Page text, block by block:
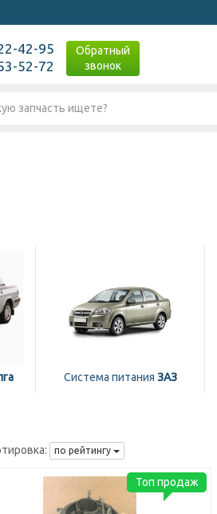
42-95
52-72
Обратный
звонок
Система питания ЗАЗ
по рейтингу
Топ продаж